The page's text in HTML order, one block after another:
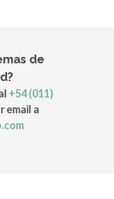
de
+54 (011)
email a